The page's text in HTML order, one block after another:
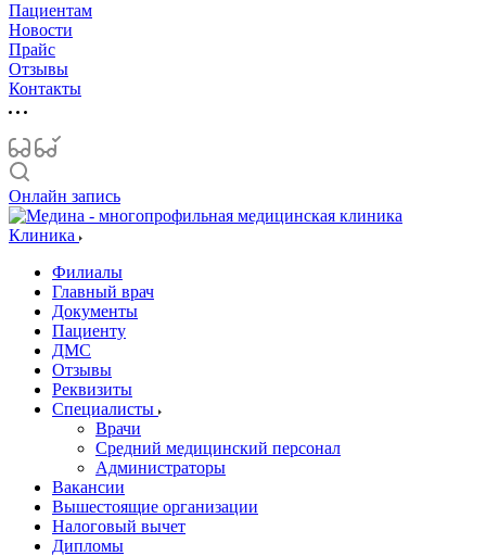
Пациентам
Новости
Прайс
Отзывы
Контакты
Онлайн запись
Клиника
Филиалы
Главный врач
Документы
Пациенту
ДМС
Отзывы
Реквизиты
Специалисты
Врачи
Средний медицинский персонал
Администраторы
Вакансии
Вышестоящие организации
Налоговый вычет
Дипломы